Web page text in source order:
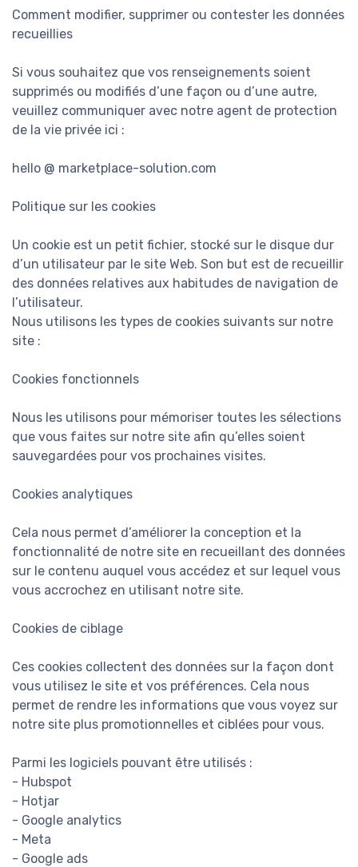
Comment modifier, supprimer ou contester les données
recueillies
Si vous souhaitez que vos renseignements soient
supprimés ou modifiés d’une façon ou d’une autre,
veuillez communiquer avec notre agent de protection
de la vie privée ici :
hello @ marketplace-solution.com
Politique sur les cookies
Un cookie est un petit fichier, stocké sur le disque dur
d’un utilisateur par le site Web. Son but est de recueillir
des données relatives aux habitudes de navigation de
l’utilisateur.
Nous utilisons les types de cookies suivants sur notre
site :
Cookies fonctionnels
Nous les utilisons pour mémoriser toutes les sélections
que vous faites sur notre site afin qu’elles soient
sauvegardées pour vos prochaines visites.
Cookies analytiques
Cela nous permet d’améliorer la conception et la
fonctionnalité de notre site en recueillant des données
sur le contenu auquel vous accédez et sur lequel vous
vous accrochez en utilisant notre site.
Cookies de ciblage
Ces cookies collectent des données sur la façon dont
vous utilisez le site et vos préférences. Cela nous
permet de rendre les informations que vous voyez sur
notre site plus promotionnelles et ciblées pour vous.
Parmi les logiciels pouvant être utilisés :
- Hubspot
- Hotjar
- Google analytics
- Meta
- Google ads